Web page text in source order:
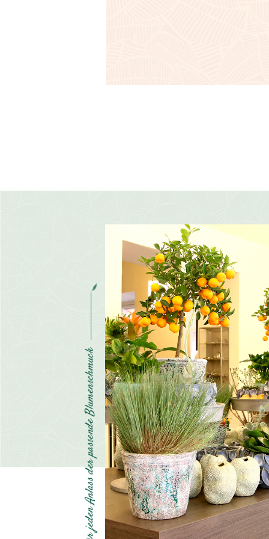
r
j
e
d
e
n
A
n
l
a
s
s
d
e
r
p
a
s
s
e
n
d
e
B
l
u
m
e
n
s
c
h
m
u
c
k